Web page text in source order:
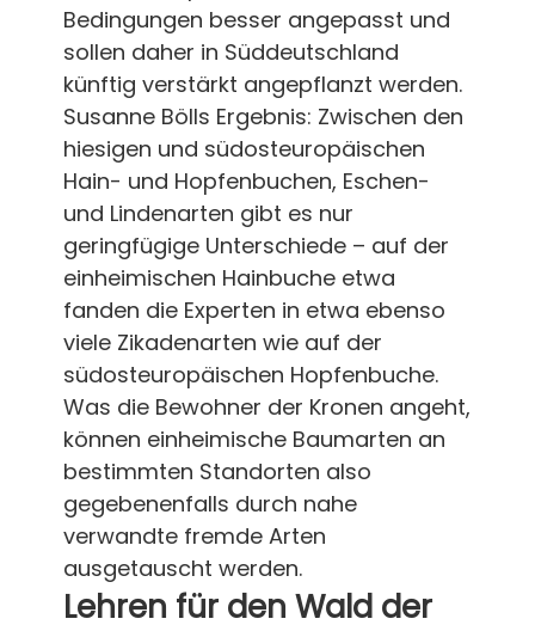
Bedingungen besser angepasst und
sollen daher in Süddeutschland
künftig verstärkt angepflanzt werden.
Susanne Bölls Ergebnis: Zwischen den
hiesigen und südosteuropäischen
Hain- und Hopfenbuchen, Eschen-
und Lindenarten gibt es nur
geringfügige Unterschiede – auf der
einheimischen Hainbuche etwa
fanden die Experten in etwa ebenso
viele Zikadenarten wie auf der
südosteuropäischen Hopfenbuche.
Was die Bewohner der Kronen angeht,
können einheimische Baumarten an
bestimmten Standorten also
gegebenenfalls durch nahe
verwandte fremde Arten
ausgetauscht werden.
Lehren für den Wald der